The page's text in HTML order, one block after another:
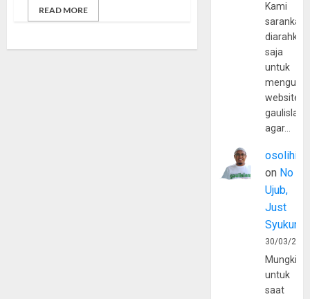
READ MORE
Kami
sarankan,
diarahkan
saja
untuk
website
agar…
osolihin
on No
Ujub,
Just
Syukur
30/03/
Mungkin
untuk
saat